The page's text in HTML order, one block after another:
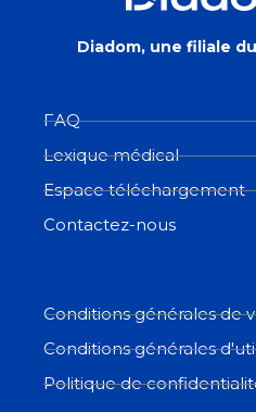
Diadom, une filiale
FAQ
Lexique médical
Espace téléchargement
Contactez-nous
Conditions générales de
Conditions générales
Politique de